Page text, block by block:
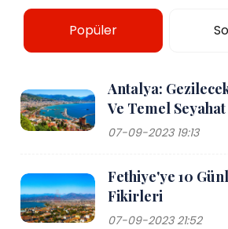
Popüler
Antalya:
Ve Temel
07-09-2023 19:13
Fethiye'ye 10
Fikirleri
07-09-2023 21:52